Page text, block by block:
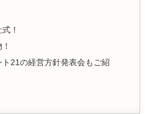
！
21の経営方針発表会もご紹